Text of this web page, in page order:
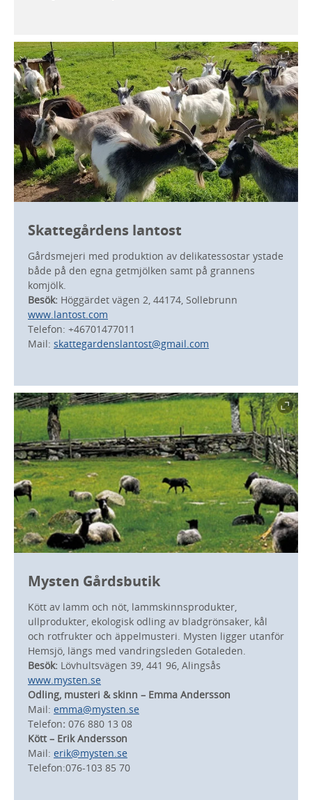
Skattegårdens lantost
Gårdsmejeri med produktion av delikatessostar ystade
både på den egna getmjölken samt på grannens
komjölk.
Besök: Höggärdet vägen 2, 44174, Sollebrunn
www.lantost.com
Telefon: +46701477011
Mail: skattegardenslantost@gmail.com
Mysten Gårdsbutik
Kött av lamm och nöt, lammskinnsprodukter,
ullprodukter, ekologisk odling av bladgrönsaker, kål
och rotfrukter och äppelmusteri. Mysten ligger utanför
Hemsjö, längs med vandringsleden Gotaleden.
Besök: Lövhultsvägen 39, 441 96, Alingsås
www.mysten.se
Odling, musteri & skinn – Emma Andersson
Mail: emma@mysten.se
Telefon: 076 880 13 08
Kött – Erik Andersson
Mail: erik@mysten.se
Telefon:076-103 85 70